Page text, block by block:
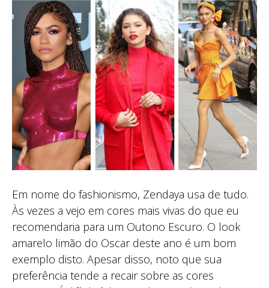
Em nome do fashionismo, Zendaya usa de tudo.
Às vezes a vejo em cores mais vivas do que eu
recomendaria para um Outono Escuro. O look
amarelo limão do Oscar deste ano é um bom
exemplo disto. Apesar disso, noto que sua
preferência tende a recair sobre as cores